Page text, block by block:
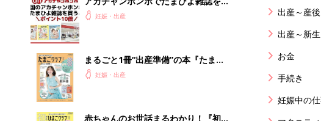
うとポイント10倍【期間限定】
妊娠・出産
まるごと1冊“出産準備”の本『たまご
クラブ 夏号』〈スペシャル大特集〉
妊娠・出産
赤ちゃんのお世話まるわかり！『初め
出産～産後
出産～新
お金
手続き
妊娠中の